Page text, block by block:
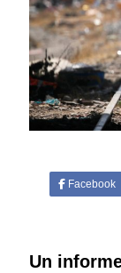
Facebook
Un